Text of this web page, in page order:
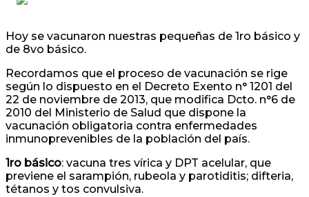
Hoy se vacunaron nuestras pequeñas de 1ro básico y
de 8vo básico.
Recordamos que el proceso de vacunación se rige
según lo dispuesto en el Decreto Exento n° 1201 del
22 de noviembre de 2013, que modifica Dcto. n°6 de
2010 del Ministerio de Salud que dispone la
vacunación obligatoria contra enfermedades
inmunoprevenibles de la población del país.
1ro básico: vacuna tres vírica y DPT acelular, que
previene el sarampión, rubeola y parotiditis; difteria,
tétanos y tos convulsiva.